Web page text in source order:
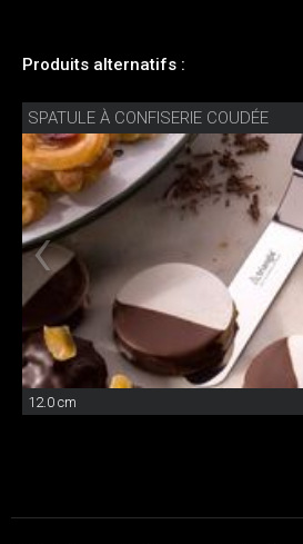
Produits alternatifs :
SPATULE À CONFISERIE COUDÉE
12.0 cm